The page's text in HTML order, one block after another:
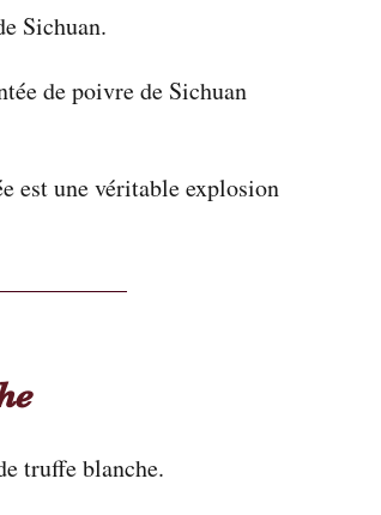
Sichuan.
de poivre de Sichuan
est une véritable explosion
truffe blanche.